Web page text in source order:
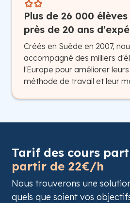
Plus de 26 000
près de 20 ans
Créés en Suède en 2007,
accompagné des milliers
l'Europe pour améliorer
méthode de travail et leur
Tarif des cours
partir de 22€/h
Nous trouverons une
quels que soient vos